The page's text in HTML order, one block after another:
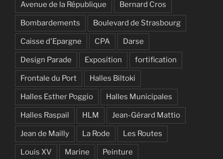
Avenue de la République Bernard Cros
Bombardements Boulevard de Strasbourg
Caisse d'Epargne CPA Darse
Design Parade Exposition fortification
Frontale du Port Halles Biltoki
Halles Esther Poggio Halles Municipales
Halles Raspail HLM Jean-Gérard Mattio
Jean de Mailly La Rode Les Routes
Louis XV Marine Peinture